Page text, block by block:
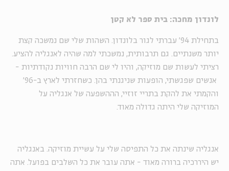
לונדון מחכה: בית ספר לא קטן
בתחילת 94' עברתי לגור בלונדון. השהות שלי שם נמשכה קצת
יותר משנתיים. גם תרבותית, נמשכתי למה שהיה לאנגליה להציע.
רציתי לעשות שם מוזיקה, והיו לי שם הרבה חוויות נקודתיות -
אנשים שפגשתי, הופעות שניגנתי בהן. כשחזרתי לארץ ב-96'
והקמתי את להקת בתריי זוזיי, הההשפעה של אנגליה על
המוזיקה שלי היתה גדולה מאוד.
אנגליה שינתה את כל התפיסה שלי על עשיית מוזיקה. באנגליה
יש היררכיה ברורה מאוד - אתה עובר את כל השלבים בפועל. אתה